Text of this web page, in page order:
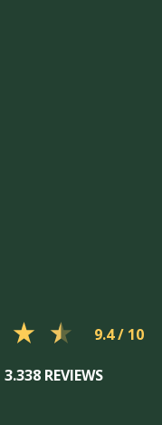
9.4
3.338 REVIEWS